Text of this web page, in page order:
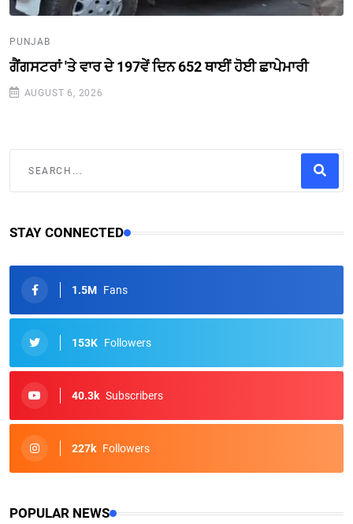
PUNJAB
ਗੈਂਗਸਟਰਾਂ 'ਤੇ ਵਾਰ ਦੇ 197ਵੇਂ ਦਿਨ 652 ਥਾਈਂ ਹੋਈ ਛਾਪੇਮਾਰੀ
AUGUST 6, 2026
STAY CONNECTED
1.5M Fans
153K Followers
40.3k Subscribers
227k Followers
POPULAR NEWS